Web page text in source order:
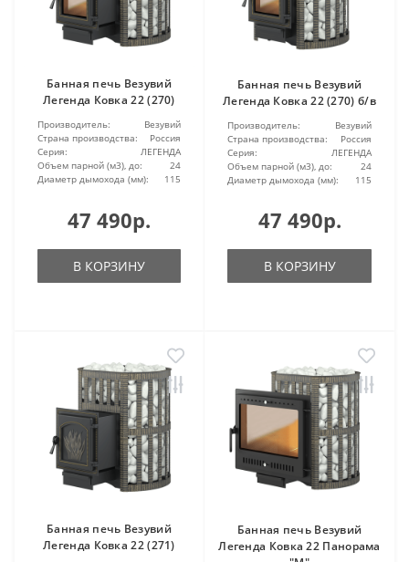
Банная печь Везувий
Легенда Ковка 22 (270)
Производитель:
Везувий
Страна производства:
Россия
Серия:
ЛЕГЕНДА
Объем парной (м3), до:
24
Диаметр дымохода (мм):
115
47 490р.
В КОРЗИНУ
Банная печь Везувий
Легенда Ковка 22 (270) б/в
Производитель:
Везувий
Страна производства:
Россия
Серия:
ЛЕГЕНДА
Объем парной (м3), до:
24
Диаметр дымохода (мм):
115
47 490р.
В КОРЗИНУ
Банная печь Везувий
Легенда Ковка 22 (271)
Банная печь Везувий
Легенда Ковка 22 Панорама